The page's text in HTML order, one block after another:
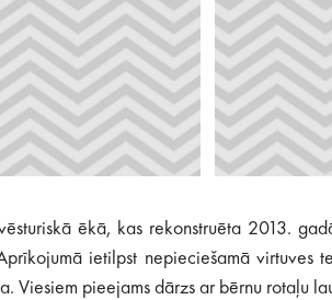
ēkā, kas rekonstruēta 2013.
ietilpst nepieciešamā virtuves
Viesiem pieejams dārzs ar bērnu rotaļu